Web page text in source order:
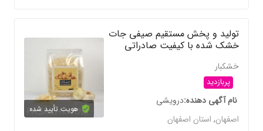
تولید و پخش مستقیم صیفی جات
خشک شده با کیفیت صادراتی
خشکبار
پربازدید
نام آگهی دهندهدرویشی
اصفهان,استان اصفهان
هویت تأیید شده